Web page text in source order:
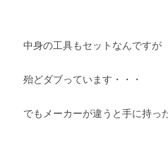
中身の工具もセットなんですが
殆どダブっています・・・
でもメーカーが違うと手に持